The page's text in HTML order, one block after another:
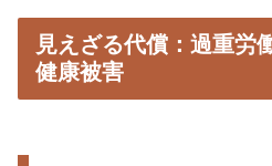
見えざる代償：過重労
健康被害